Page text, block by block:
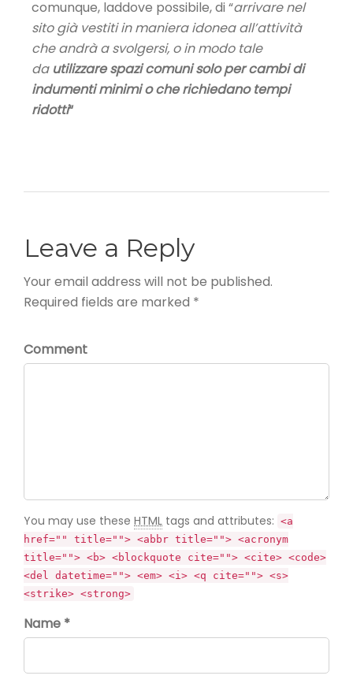
comunque, laddove possibile, di “arrivare nel
sito già vestiti in maniera idonea all’attività
che andrà a svolgersi, o in modo tale
da utilizzare spazi comuni solo per cambi di
indumenti minimi o che richiedano tempi
ridotti“
Leave a Reply
Your email address will not be published.
Required fields are marked *
Comment
You may use these HTML tags and attributes: <a
href="" title=""> <abbr title=""> <acronym
title=""> <b> <blockquote cite=""> <cite> <code>
<del datetime=""> <em> <i> <q cite=""> <s>
<strike> <strong>
Name *